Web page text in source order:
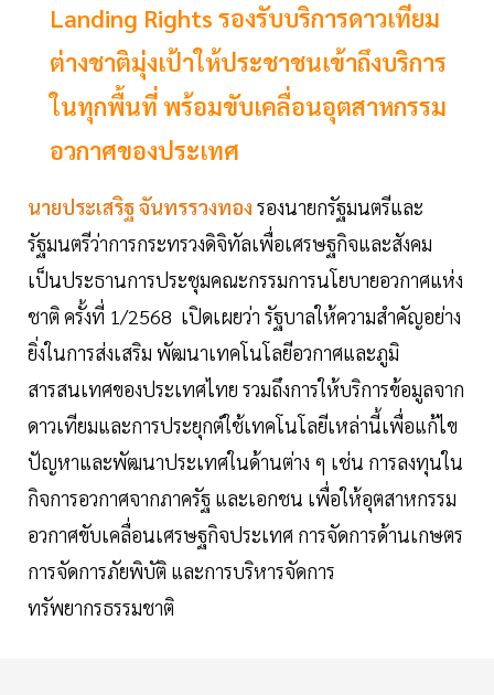
Landing Rights รองรับบริการดาวเทียม
ต่างชาติมุ่งเป้าให้ประชาชนเข้าถึงบริการ
ในทุกพื้นที่ พร้อมขับเคลื่อนอุตสาหกรรม
อวกาศของประเทศ
นายประเสริฐ จันทรรวงทอง รองนายกรัฐมนตรีและ
รัฐมนตรีว่าการกระทรวงดิจิทัลเพื่อเศรษฐกิจและสังคม
เป็นประธานการประชุมคณะกรรมการนโยบายอวกาศแห่ง
ชาติ ครั้งที่ 1/2568 เปิดเผยว่า รัฐบาลให้ความสำคัญอย่าง
ยิ่งในการส่งเสริม พัฒนาเทคโนโลยีอวกาศและภูมิ
สารสนเทศของประเทศไทย รวมถึงการให้บริการข้อมูลจาก
ดาวเทียมและการประยุกต์ใช้เทคโนโลยีเหล่านี้เพื่อแก้ไข
ปัญหาและพัฒนาประเทศในด้านต่าง ๆ เช่น การลงทุนใน
กิจการอวกาศจากภาครัฐ และเอกชน เพื่อให้อุตสาหกรรม
อวกาศขับเคลื่อนเศรษฐกิจประเทศ การจัดการด้านเกษตร
การจัดการภัยพิบัติ และการบริหารจัดการ
ทรัพยากรธรรมชาติ